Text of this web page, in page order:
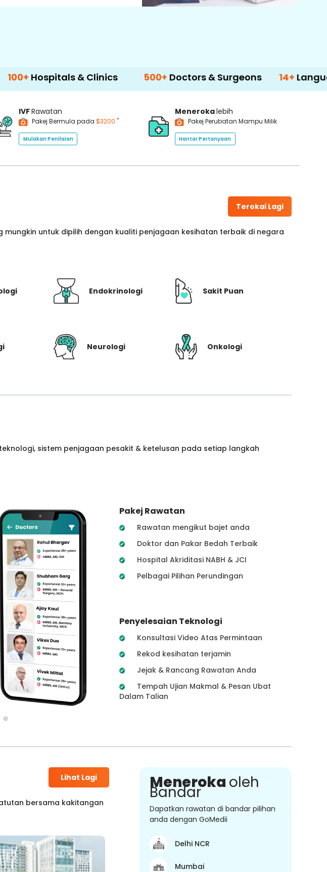
Hospitals & Clinics 500+ Doctors & Surgeons 14+ Language
IVFRawatan
Pakej Bermula pada $3200 *
Mulakan Penilaian
Menerokalebih
Pakej Perubatan Mampu Milik
Hantar Pertanyaan
Terokai Lagi
untuk dipilih dengan kualiti penjagaan kesihatan terbaik di negara
Endokrinologi Sakit Puan
Neurologi Onkologi
sistem penjagaan pesakit & ketelusan pada setiap langkah
Pakej Rawatan
Rawatan mengikut bajet anda
Doktor dan Pakar Bedah Terbaik
Hospital Akriditasi NABH & JCI
Pelbagai Pilihan Perundingan
Penyelesaian Teknologi
Konsultasi Video Atas Permintaan
Rekod kesihatan terjamin
Jejak & Rancang Rawatan Anda
Tempah Ujian Makmal & Pesan Ubat
Dalam Talian
Lihat Lagi
bersama kakitangan
Meneroka oleh
Bandar
Dapatkan rawatan di bandar pilihan
anda dengan GoMedii
Delhi NCR
Mumbai